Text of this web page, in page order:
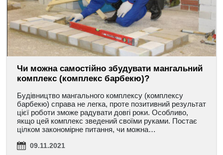
Чи можна самостійно збудувати мангальний
комплекс (комплекс барбекю)?
Будівництво мангального комплексу (комплексу
барбекю) справа не легка, проте позитивний результат
цієї роботи зможе радувати довгі роки. Особливо,
якщо цей комплекс зведений своїми руками. Постає
цілком закономірне питання, чи можна…
09.11.2021